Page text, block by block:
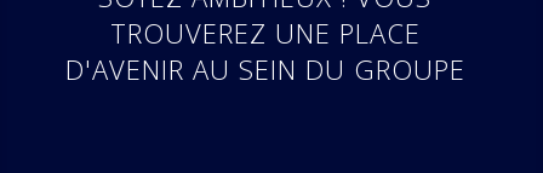
TROUVEREZ UNE PLACE
D'AVENIR AU SEIN DU GROUPE